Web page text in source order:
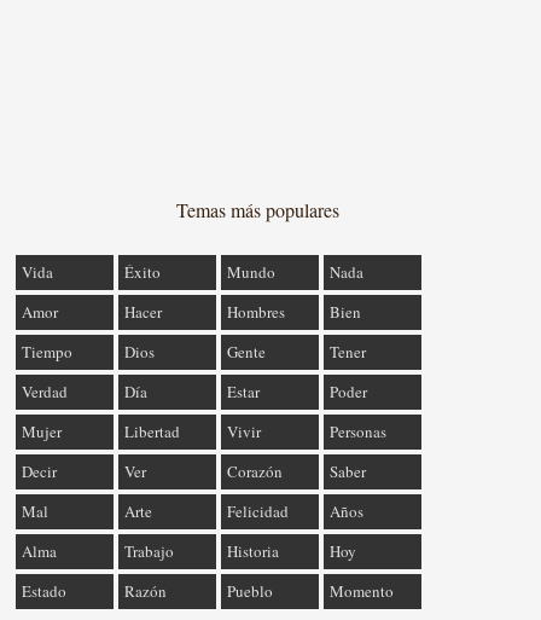
Temas más populares
Vida Éxito Mundo
Nada
Amor
Hacer Hombres
Bien
Tiempo
Dios Gente
Tener
Verdad
Día Estar
Poder
Mujer
Libertad Vivir
Personas
Decir
Ver Corazón
Saber
Mal
Arte Felicidad
Años
Alma
Trabajo Historia
Hoy
Estado
Razón Pueblo Momento